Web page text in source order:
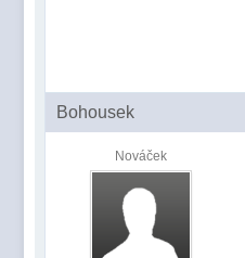
Bohousek
Nováček